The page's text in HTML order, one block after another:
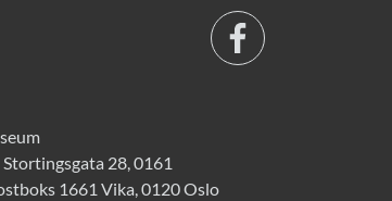
Stortingsgata 28, 0161
1661 Vika, 0120 Oslo